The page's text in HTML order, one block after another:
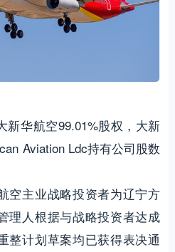
新华航空99.01%股权，大新
Aviation Ldc持有公司股数
空主业战略投资者为辽宁方
理人根据与战略投资者达成
整计划草案均已获得表决通